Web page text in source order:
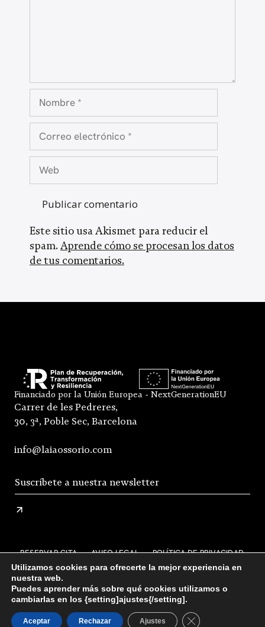
electrónico
Este sitio usa Akismet para reducir el
spam.Aprende cómo se procesan los datos
de tus comentarios.
Financiado por la Unión Europea - NextGenerationEU
Carrer de les Pedreres,
30, 3ª, Poble Sec, Barcelona
info@laiaossorio.com
RESERVAR CITA AVISO LEGAL
POLÍTICA DE PRIVACIDAD
ENVÍO Y DEVOLUCIONES
CONDICIONES GENERALES DE VENTA
FAQS
Utilizamos cookies para ofrecerte la mejor experiencia en
nuestra web.
Puedes aprender más sobre qué cookies utilizamos o
cambiarlas en los {setting]ajustes{/setting].
Aceptar Rechazar Ajustes Cerrar el banner